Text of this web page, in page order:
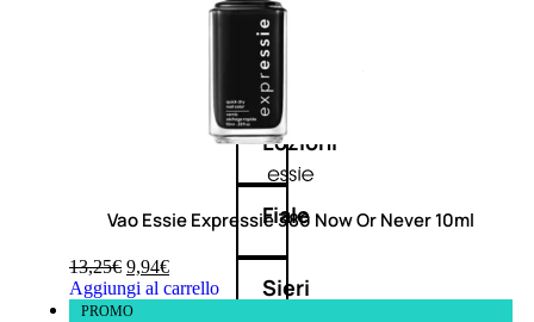
Maschere
Lozioni
Fiale
Sieri
Vao Essie Expressie 380 Now Or Never 10ml
13,25€ 9,94€
Aggiungi al carrello
PROMO